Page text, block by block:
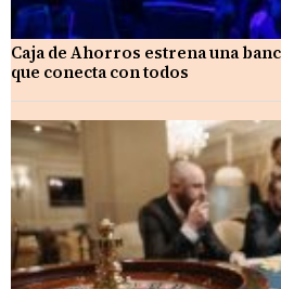
Caja de Ahorros estrena una
que conecta con todos